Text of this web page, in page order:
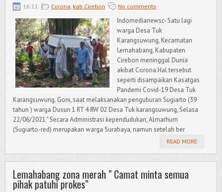
16.11 Corona, kab Cirebon No comments
Indomedianewsc- Satu lagi
warga Desa Tuk
Karangsuwung, Kecamatan
Lemahabang, Kabupaten
Cirebon meninggal Dunia
akibat Corona.Hal tersebut
seperti disampaikan Kasatgas
Pandemi Covid-19 Desa Tuk
Karangsuwung, Goni, saat melaksanakan penguburan Sugiarto (39
tahun ) warga Dusun 1 RT 4 RW 02 Desa Tuk karangsuwung, Selasa
22/06/2021 " Secara Administrasi kependudukan, Almarhum
(Sugiarto-red) merupakan warga Surabaya, namun setelah ber
READ MORE
Lemahabang zona merah " Camat minta semua
pihak patuhi prokes"